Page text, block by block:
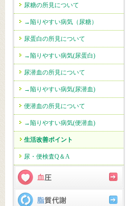
尿糖の所見について
→陥りやすい病気（尿糖）
尿蛋白の所見について
→陥りやすい病気(尿蛋白)
尿潜血の所見について
→陥りやすい病気(尿潜血)
便潜血の所見について
→陥りやすい病気(便潜血)
生活改善ポイント
尿・便検査Q＆A